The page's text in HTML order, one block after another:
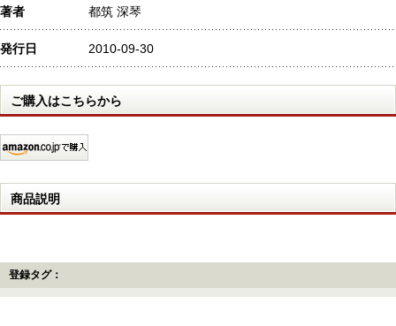
著者 都筑 深琴
発行日 2010-09-30
ご購入はこちらから
商品説明
登録タグ：